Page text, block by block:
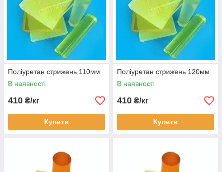
Поліуретан стрижень 110мм
В наявності
410 ₴/кг
Купити
Поліуретан стрижень 120мм
В наявності
410 ₴/кг
Купити